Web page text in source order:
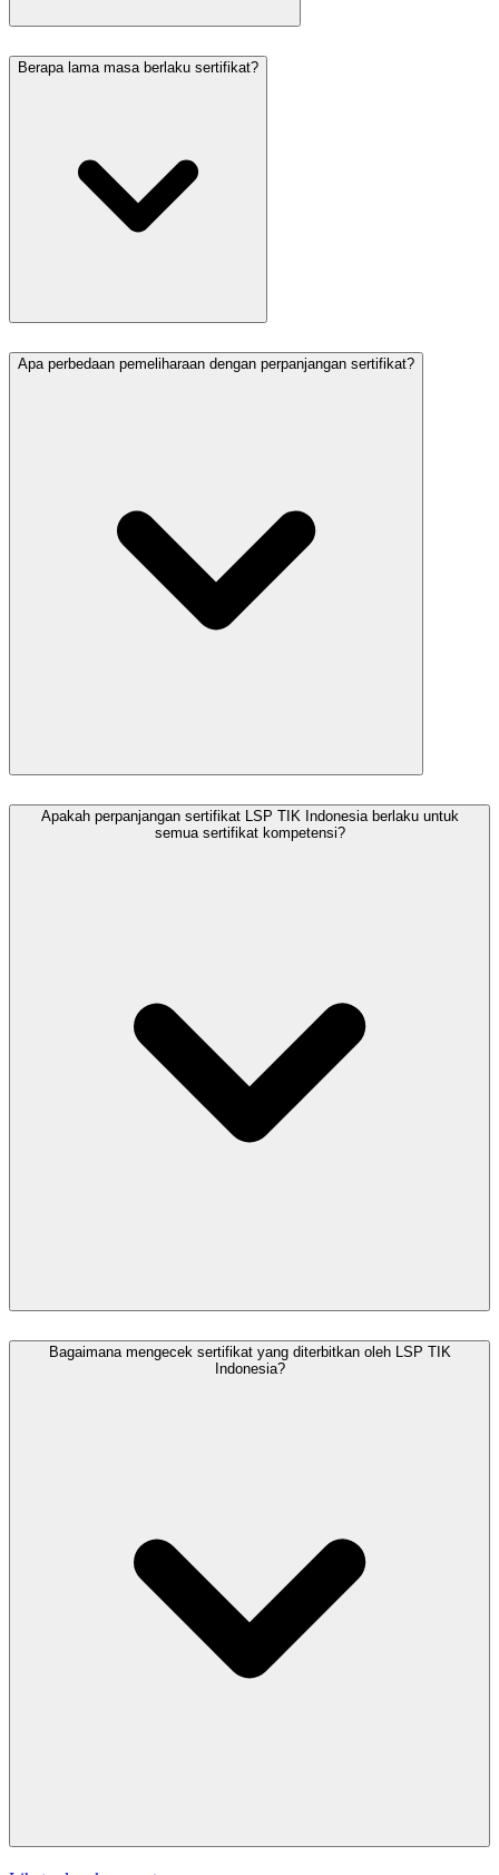
Berapa lama masa berlaku sertifikat?
Apa perbedaan pemeliharaan dengan perpanjangan sertifikat?
Apakah perpanjangan sertifikat LSP TIK Indonesia berlaku untuk
semua sertifikat kompetensi?
Bagaimana mengecek sertifikat yang diterbitkan oleh LSP TIK
Indonesia?